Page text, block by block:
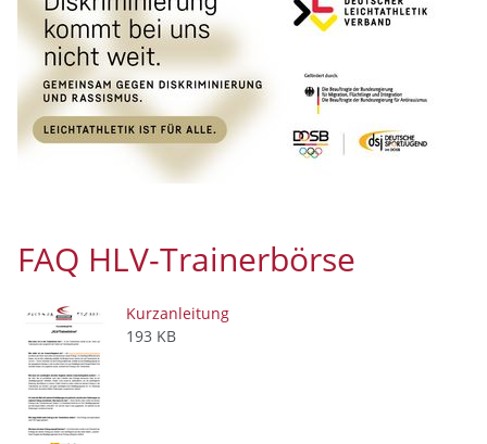
Sportstudenten sind herzlich willkommen!
Aus und Weiterbildungen werden vom Verein gefördert
TV 1861 N-I
Klaus Schuder
Mail: muk.schuder@t-online.de
FAQ HLV-Trainerbörse
Kurzanleitung
193 KB